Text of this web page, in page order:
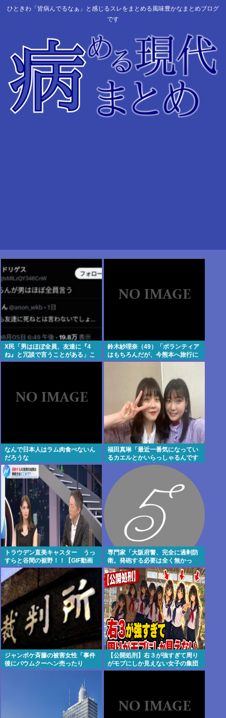
ひときわ「皆病んでるなぁ」と感じるスレをまとめる風味豊かなまとめブログ
です
X民「男はほぼ全員、友達に『4
ね』と冗談で言うことがある」こ
れマジ？
鈴木紗理奈（49）「ボランティア
はもちろんだが、今熊本へ旅行に
行くことも支援になる」
なんで日本人はラム肉食べないん
だろうな
福田真琳「最近一番気になってい
るカエルとかいらっしゃるんです
か？」 川名凜「それがいるんで
すよ」
トラウデン直美キャスター うっ
すらと谷間の裾野！！【GIF動画
あり】
専門家「大阪府警、完全に過剰防
衛。発砲する必要は全く無かっ
た」
ジャンポケ斉藤の被害女性「事件
後にバウムクーヘン売ったり
TikTokライブしててムカついた」
【公開処刑】右３が強すぎて周り
がモブにしか見えない女子の集団
www 【Pickup05153411】